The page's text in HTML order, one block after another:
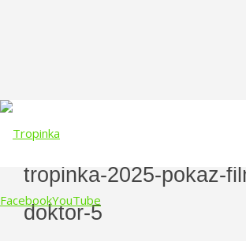
FacebookYouTube
tropinka-2025-pokaz-
doktor-5